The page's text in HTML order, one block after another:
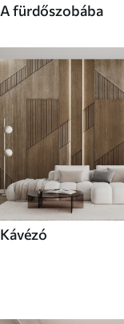
A fürdőszobába
Kávézó